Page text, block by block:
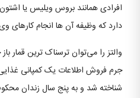
افرادی همانند بروس ویلیس یا اشتون
دارد که وظیفه آن ها انجام کارهای